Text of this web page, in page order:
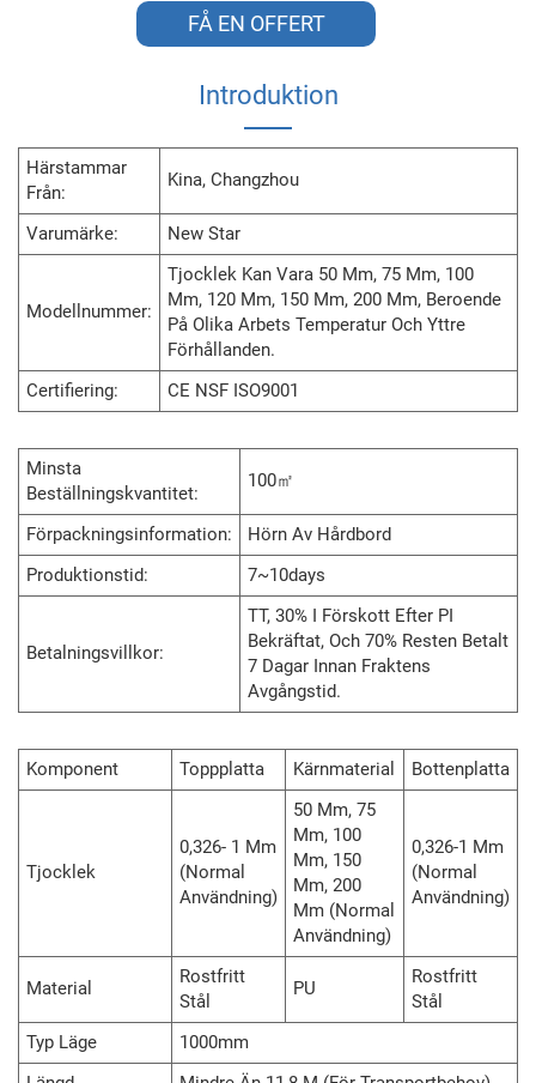
FÅ EN OFFERT
Introduktion
Härstammar
Från:
Kina, Changzhou
Varumärke: New Star
Modellnummer:
Tjocklek Kan Vara 50 Mm, 75 Mm, 100
Mm, 120 Mm, 150 Mm, 200 Mm, Beroende
På Olika Arbets Temperatur Och Yttre
Förhållanden.
Certifiering:
CE NSF ISO9001
Minsta
Beställningskvantitet:
100㎡
Förpackningsinformation:
Hörn Av Hårdbord
Produktionstid:
7~10days
Betalningsvillkor:
TT, 30% I Förskott Efter PI
Bekräftat, Och 70% Resten Betalt
7 Dagar Innan Fraktens
Avgångstid.
Komponent Toppplatta Kärnmaterial Bottenplatta
Tjocklek
0,326- 1 Mm
(normal
Användning)
50 Mm, 75
Mm, 100
Mm, 150
Mm, 200
Mm (normal
Användning)
0,326-1 Mm
(normal
Användning)
Material
Rostfritt
Stål
PU
Rostfritt
Stål
Typ Läge
1000mm